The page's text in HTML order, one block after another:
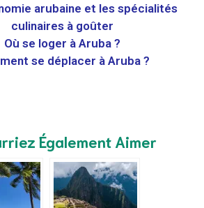
arubaine et les spécialités
culinaires à goûter
Où se loger à Aruba ?
se déplacer à Aruba ?
Également Aimer